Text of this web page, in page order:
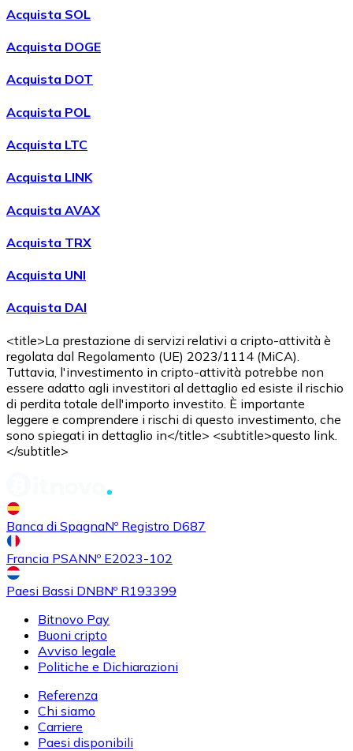
AcquistareAvalanche
AVAX
AcquistareShiba Inu
SHIB
AcquistareUniswapcon bonifico bancario
UNI
AcquistareEthereum Classic
ETC
Acquista SOL
Acquista DOGE
Acquista DOT
Acquista POL
Acquista LTC
Acquista LINK
Acquista AVAX
Acquista TRX
Acquista UNI
Acquista DAI
<title>La prestazione di servizi relativi a cripto-attività è
regolata dal Regolamento (UE) 2023/1114 (MiCA).
Tuttavia, l'investimento in cripto-attività potrebbe non
essere adatto agli investitori al dettaglio ed esiste il rischio
di perdita totale dell'importo investito. È importante
leggere e comprendere i rischi di questo investimento, che
sono spiegati in dettaglio in</title> <subtitle>questo link.
</subtitle>
Banca di SpagnaNº Registro D687
Francia PSANNº E2023-102
Paesi Bassi DNBNº R193399
Bitnovo Pay
Buoni cripto
Avviso legale
Politiche e Dichiarazioni
Referenza
Chi siamo
Carriere
Paesi disponibili